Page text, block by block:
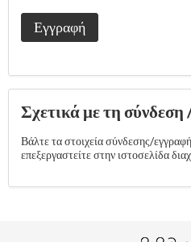
Εγγραφή
Σχετικά με τη σύνδεση
Βάλτε τα στοιχεία σύνδεσης/
επεξεργαστείτε στην ιστοσελίδα